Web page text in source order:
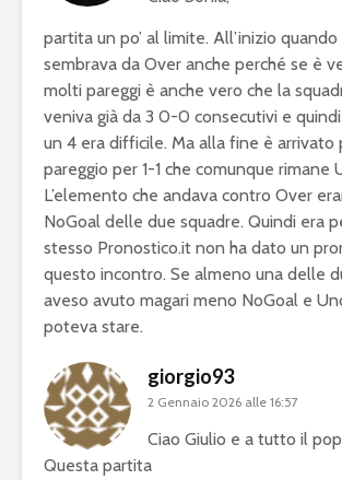
partita un po’ al limite. All’inizio quando
sembrava da Over anche perché se è
molti pareggi è anche vero che la
veniva già da 3 0-0 consecutivi e
un 4 era difficile. Ma alla fine è arrivato
pareggio per 1-1 che comunque rimane
L’elemento che andava contro Over
NoGoal delle due squadre. Quindi era
stesso Pronostico.it non ha dato un
questo incontro. Se almeno una delle
aveso avuto magari meno NoGoal e
poteva stare.
giorgio93
2 Gennaio 2026 alle 16:57
Ciao Giulio e a tutto il
Questa partita